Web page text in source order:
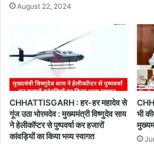
August 22, 2024
CHHATTISGARH : हर-हर महादेव से
गूंज उठा भोरमदेव : मुख्यमंत्री विष्णुदेव साय
ने हेलीकॉप्टर से पुष्पवर्षा कर हजारों
कांवड़ियों का किया भव्य स्वागत
भी